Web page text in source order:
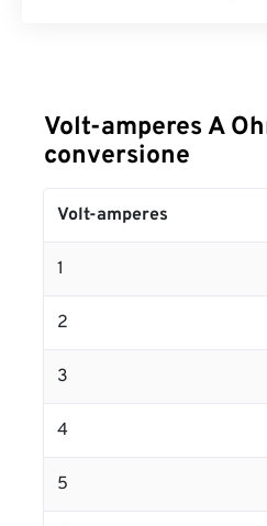
Volt-amperes A
conversione
Volt-amperes
1
2
3
4
5